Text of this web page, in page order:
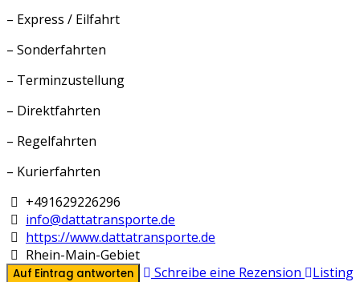
– Express / Eilfahrt
– Sonderfahrten
– Terminzustellung
– Direktfahrten
– Regelfahrten
– Kurierfahrten
+491629226296
info@dattatransporte.de
https://www.dattatransporte.de
Rhein-Main-Gebiet
Auf Eintrag antworten Schreibe eine Rezension
Listing